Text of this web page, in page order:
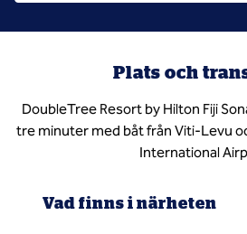
Plats och
DoubleTree Resort by Hilton Fiji
tre minuter med båt från Viti-Levu
International
Vad finns i närheten